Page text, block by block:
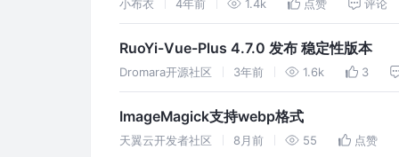
小布衣 4年前 1.4k 点赞 评论
RuoYi-Vue-Plus 4.7.0 发布 稳定性版本
Dromara开源社区 3年前 1.6k 3
ImageMagick支持webp格式
天翼云开发者社区 8月前 55 点赞